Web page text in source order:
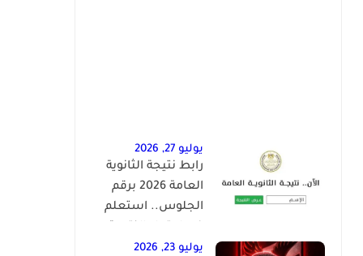
يوليو 27, 2026
رابط نتيجة الثانوية
العامة 2026 برقم
الجلوس.. استعلم
رسميًا
يوليو 23, 2026